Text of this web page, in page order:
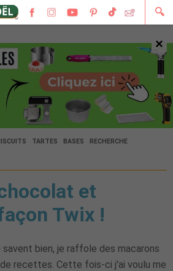
🔍
×
🔍
TARTES BASES RECHERCHE
et
Twix !
savent bien, je raffole des macarons
recettes. Cette fois-ci j'ai voulu me